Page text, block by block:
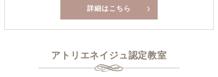
詳細はこちら
アトリエネイジュ認定教室